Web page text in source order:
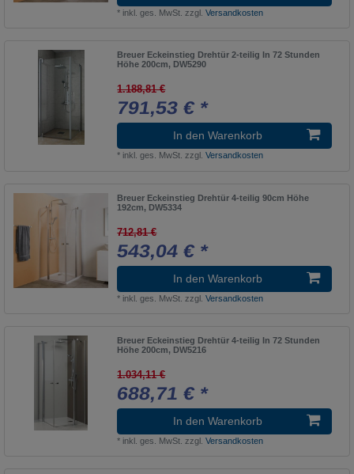
* inkl. ges. MwSt. zzgl.Versandkosten
Breuer Eckeinstieg Drehtür 2-teilig In 72 Stunden
Höhe 200cm, DW5290
1.188,81 €
791,53 € *
In den Warenkorb
* inkl. ges. MwSt. zzgl.Versandkosten
Breuer Eckeinstieg Drehtür 4-teilig 90cm Höhe
192cm, DW5334
712,81 €
543,04 € *
In den Warenkorb
* inkl. ges. MwSt. zzgl.Versandkosten
Breuer Eckeinstieg Drehtür 4-teilig In 72 Stunden
Höhe 200cm, DW5216
1.034,11 €
688,71 € *
In den Warenkorb
* inkl. ges. MwSt. zzgl.Versandkosten